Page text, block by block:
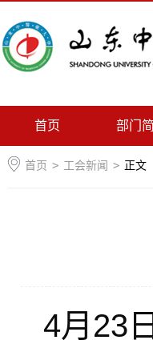
首页 部门
首页 > 工会新闻 > 正文
4月23